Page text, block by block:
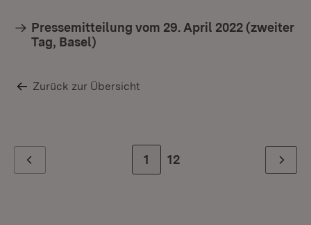
Pressemitteilung vom 29. April 2022 (zweiter
Tag, Basel)
Zurück zur Übersicht
Zur Seite
1 Zur letzten Seite
12 Weiter